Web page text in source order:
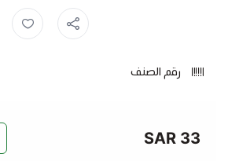
صابون تايد ,
رقم الصنف
33 SAR